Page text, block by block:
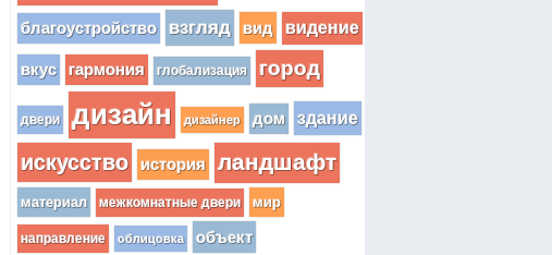
благоустройство взгляд вид видение
вкус гармония глобализация город
двери дизайн дизайнер дом здание
искусство история ландшафт
материал межкомнатные двери мир
направление облицовка объект